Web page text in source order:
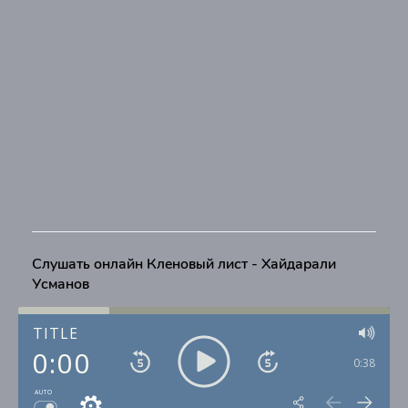
Слушать онлайн Кленовый лист - Хайдарали
Усманов
TITLE
0:00 0:38
AUTO